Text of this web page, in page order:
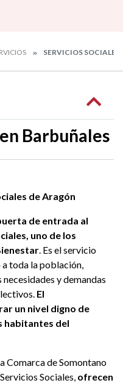
SERVICIOS SOCIALES
Barbuñales
de Aragón
de entrada al
uno de los
. Es el servicio
toda la población,
y demandas
El
un nivel digno de
habitantes del
Comarca de Somontano
Sociales, ofrecen